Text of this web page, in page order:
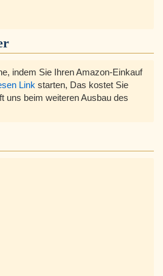
indem Sie Ihren Amazon-Einkauf
Link starten, Das kostet Sie
uns beim weiteren Ausbau des